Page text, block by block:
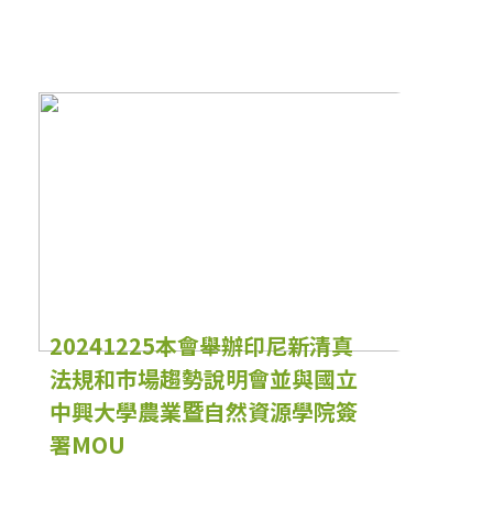
20241225本會舉辦印尼新清真
法規和市場趨勢說明會並與國立
中興大學農業暨自然資源學院簽
署MOU